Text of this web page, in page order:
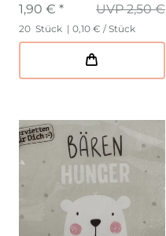
UVP 2,50 €
1,90 € *
20 Stück | 0,10 € / Stück